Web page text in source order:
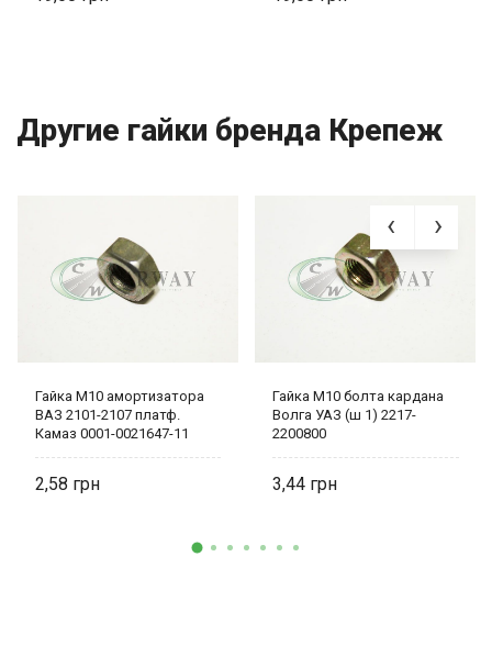
Другие гайки бренда Крепеж
Гайка М10 амортизатора
ВАЗ 2101-2107 платф.
Камаз 0001-0021647-11
2,58
Гайка М10 болта кардана
Волга УАЗ (ш 1) 2217-
2200800
3,44